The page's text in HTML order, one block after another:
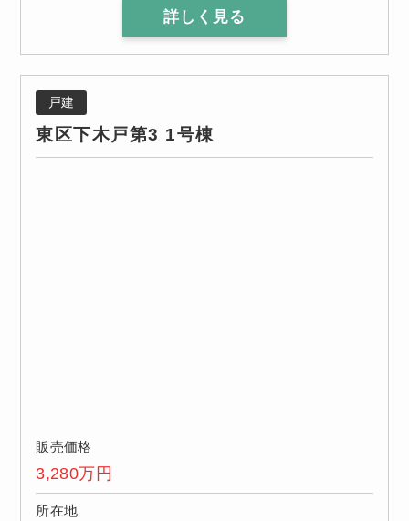
詳しく見る
戸建
東区下木戸第3 1号棟
販売価格
3,280万円
所在地